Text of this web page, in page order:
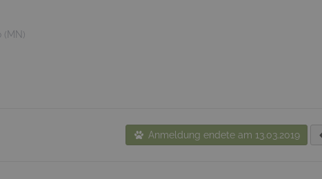
(MN)
Anmeldung endete am 13.03.2019